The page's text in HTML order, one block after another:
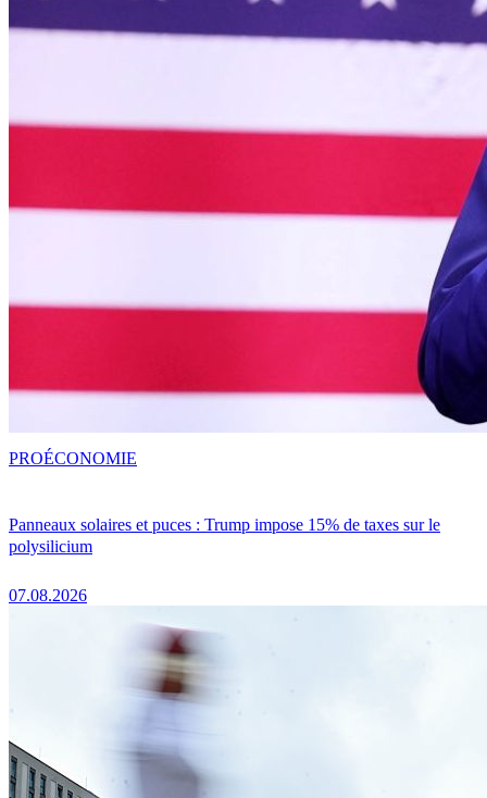
Panneaux solaires et puces : Trump impose 15% de taxes sur le
polysilicium
07.08.2026
PROÉCONOMIE